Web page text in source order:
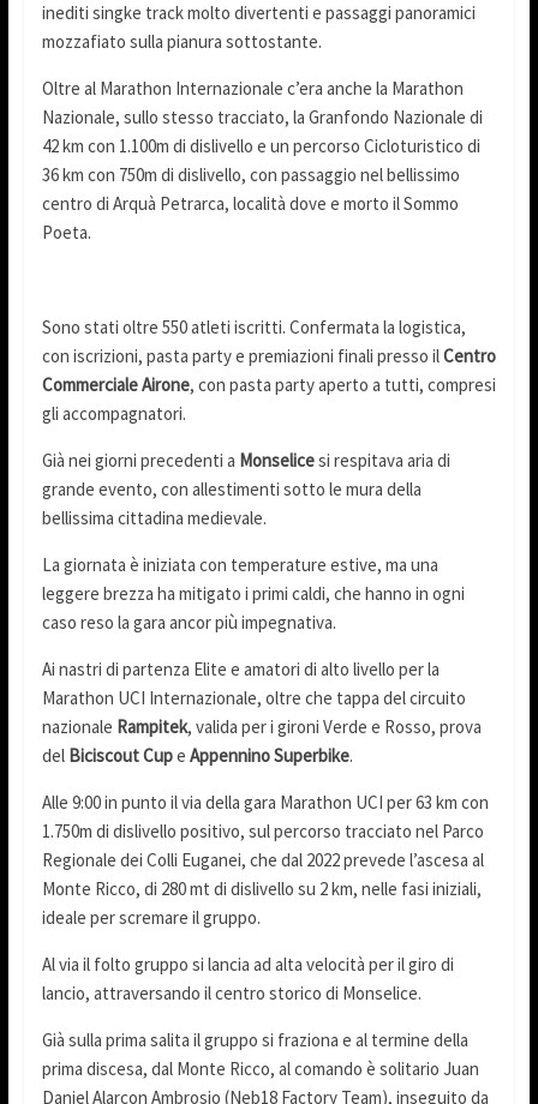
inediti singke track molto divertenti e passaggi panoramici
mozzafiato sulla pianura sottostante.
Oltre al Marathon Internazionale c’era anche la Marathon
Nazionale, sullo stesso tracciato, la Granfondo Nazionale di
42 km con 1.100m di dislivello e un percorso Cicloturistico di
36 km con 750m di dislivello, con passaggio nel bellissimo
centro di Arquà Petrarca, località dove e morto il Sommo
Poeta.
Sono stati oltre 550 atleti iscritti. Confermata la logistica,
con iscrizioni, pasta party e premiazioni finali presso ilCentro
Commerciale Airone, con pasta party aperto a tutti, compresi
gli accompagnatori.
Già nei giorni precedenti a Monselicesi respitava aria di
grande evento, con allestimenti sotto le mura della
bellissima cittadina medievale.
La giornata è iniziata con temperature estive, ma una
leggere brezza ha mitigato i primi caldi, che hanno in ogni
caso reso la gara ancor più impegnativa.
Ai nastri di partenza Elite e amatori di alto livello per la
Marathon UCI Internazionale, oltre che tappa del circuito
nazionale Rampitek, valida per i gironi Verde e Rosso, prova
del Biciscout Cupe Appennino Superbike.
Alle 9:00 in punto il via della gara Marathon UCI per 63 km con
1.750m di dislivello positivo, sul percorso tracciato nel Parco
Regionale dei Colli Euganei, che dal 2022 prevede l’ascesa al
Monte Ricco, di 280 mt di dislivello su 2 km, nelle fasi iniziali,
ideale per scremare il gruppo.
Al via il folto gruppo si lancia ad alta velocità per il giro di
lancio, attraversando il centro storico di Monselice.
Già sulla prima salita il gruppo si fraziona e al termine della
prima discesa, dal Monte Ricco, al comando è solitario Juan
Daniel Alarcon Ambrosio (Neb18 Factory Team), inseguito da